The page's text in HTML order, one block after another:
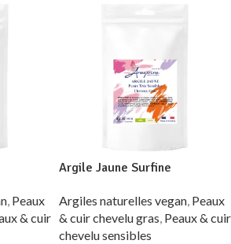
, Peaux
& cuir
Argile Jaune Surfine
Argiles naturelles vegan, Peaux
& cuir chevelu gras, Peaux & cuir
chevelu sensibles